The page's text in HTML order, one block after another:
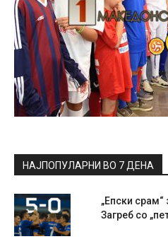
НАЈПОПУЛАРНИ ВО 7 ДЕНА
„Епски
Загреб со